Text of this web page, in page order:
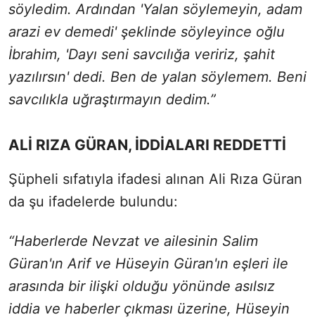
söyledim. Ardından 'Yalan söylemeyin, adam
arazi ev demedi' şeklinde söyleyince oğlu
İbrahim, 'Dayı seni savcılığa veririz, şahit
yazılırsın' dedi. Ben de yalan söylemem. Beni
savcılıkla uğraştırmayın dedim.”
ALİ RIZA GÜRAN, İDDİALARI REDDETTİ
Şüpheli sıfatıyla ifadesi alınan Ali Rıza Güran
da şu ifadelerde bulundu:
“Haberlerde Nevzat ve ailesinin Salim
Güran'ın Arif ve Hüseyin Güran'ın eşleri ile
arasında bir ilişki olduğu yönünde asılsız
iddia ve haberler çıkması üzerine, Hüseyin